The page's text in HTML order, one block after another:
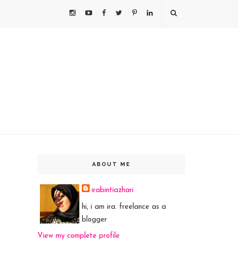
ABOUT ME
irabintiazhari
hi, i am ira. freelance as a
blogger
View my complete profile